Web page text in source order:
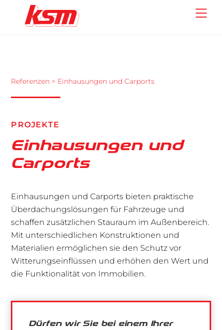
Referenzen > Einhausungen und Carports
PROJEKTE
Einhausungen und
Carports
Einhausungen und Carports bieten praktische
Überdachungslösungen für Fahrzeuge und
schaffen zusätzlichen Stauraum im Außenbereich.
Mit unterschiedlichen Konstruktionen und
Materialien ermöglichen sie den Schutz vor
Witterungseinflüssen und erhöhen den Wert und
die Funktionalität von Immobilien.
Dürfen wir Sie bei einem Ihrer